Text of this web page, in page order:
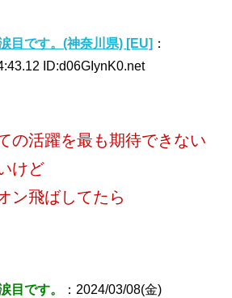
目です。(神奈川県) [EU] ：
ID:d06GIynK0.net
の活躍を最も期待できない
けど
ン飛ばしてたら
目です。 ：2024/03/08(金)